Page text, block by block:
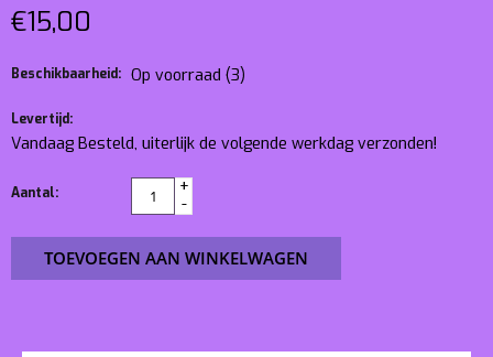
€15,00
Beschikbaarheid: Op voorraad (3)
Levertijd:
Vandaag Besteld, uiterlijk de volgende werkdag verzonden!
Aantal:
+
-
TOEVOEGEN AAN WINKELWAGEN